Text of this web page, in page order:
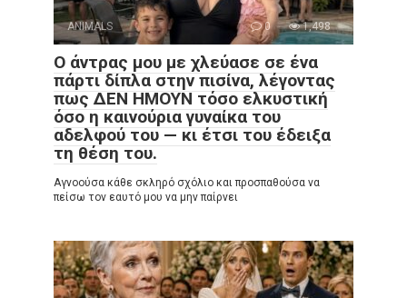
ANIMALS 0 1,498
Ο άντρας μου με χλεύασε σε ένα
πάρτι δίπλα στην πισίνα, λέγοντας
πως ΔΕΝ ΗΜΟΥΝ τόσο ελκυστική
όσο η καινούρια γυναίκα του
αδελφού του — κι έτσι του έδειξα
τη θέση του.
Αγνοούσα κάθε σκληρό σχόλιο και προσπαθούσα να
πείσω τον εαυτό μου να μην παίρνει